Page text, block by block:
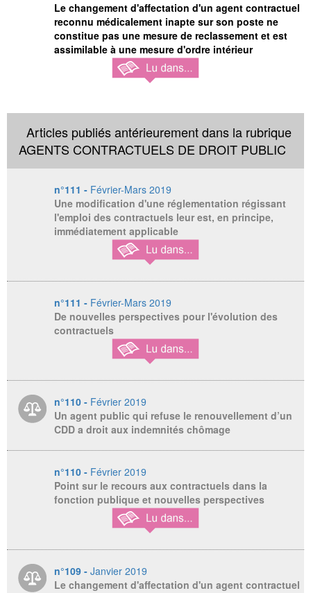
Le changement d'affectation d'un agent contractuel
reconnu médicalement inapte sur son poste ne
constitue pas une mesure de reclassement et est
assimilable à une mesure d'ordre intérieur
Articles publiés antérieurement dans la rubrique
AGENTS CONTRACTUELS DE DROIT PUBLIC
n°111 - Février-Mars 2019
Une modification d'une réglementation régissant
l'emploi des contractuels leur est, en principe,
immédiatement applicable
n°111 - Février-Mars 2019
De nouvelles perspectives pour l'évolution des
contractuels
n°110 - Février 2019
Un agent public qui refuse le renouvellement d’un
CDD a droit aux indemnités chômage
n°110 - Février 2019
Point sur le recours aux contractuels dans la
fonction publique et nouvelles perspectives
n°109 - Janvier 2019
Le changement d'affectation d'un agent contractuel